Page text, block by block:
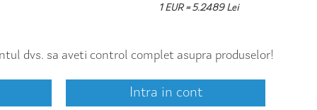
1 EUR = 5.2489 Lei
dvs. sa aveti control complet asupra produselor!
Intra in cont